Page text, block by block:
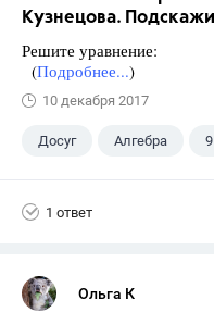
Кузнецова.
Решите уравнение:
(Подробнее...)
10 декабря 2017
Досуг Алгебра
1 ответ
Ольга К